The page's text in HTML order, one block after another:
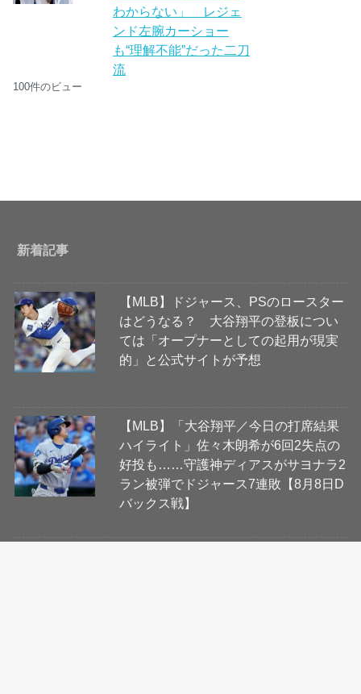
わからない」 レジェ
ンド左腕カーショー
も“理解不能”だった二刀
流
100件のビュー
新着記事
【MLB】ドジャース、PSのロースター
はどうなる？ 大谷翔平の登板につい
ては「オープナーとしての起用が現実
的」と公式サイトが予想
【MLB】「大谷翔平／今日の打席結果
ハイライト」佐々木朗希が6回2失点の
好投も……守護神ディアスがサヨナラ2
ラン被弾でドジャース7連敗【8月8日D
バックス戦】